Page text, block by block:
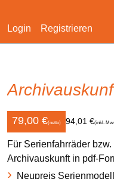
Navigation
überspringen
Login Registrieren
79,00 €(netto) 94,01 €(inkl.
Für Serienfahrräder
Archivauskunft in pdf-
Neupreis